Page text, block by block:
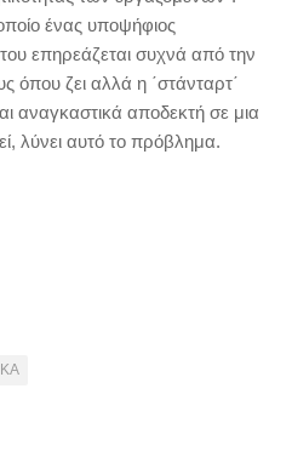
ένας υποψήφιος
επηρεάζεται συχνά από την
όπου ζει αλλά η ΄στάνταρτ΄
αναγκαστικά αποδεκτή σε μια
λύνει αυτό το πρόβλημα.